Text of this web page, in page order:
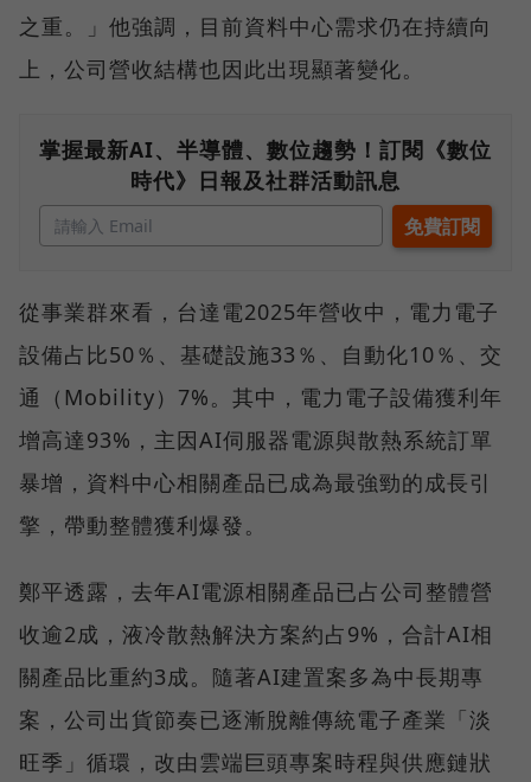
之重。」他強調，目前資料中心需求仍在持續向
上，公司營收結構也因此出現顯著變化。
掌握最新AI、半導體、數位趨勢！訂閱《數位
時代》日報及社群活動訊息
從事業群來看，台達電2025年營收中，電力電子
設備占比50％、基礎設施33％、自動化10％、交
通（Mobility）7%。其中，電力電子設備獲利年
增高達93%，主因AI伺服器電源與散熱系統訂單
暴增，資料中心相關產品已成為最強勁的成長引
擎，帶動整體獲利爆發。
鄭平透露，去年AI電源相關產品已占公司整體營
收逾2成，液冷散熱解決方案約占9%，合計AI相
關產品比重約3成。隨著AI建置案多為中長期專
案，公司出貨節奏已逐漸脫離傳統電子產業「淡
旺季」循環，改由雲端巨頭專案時程與供應鏈狀